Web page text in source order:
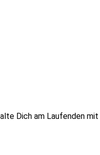
Dich am Laufenden